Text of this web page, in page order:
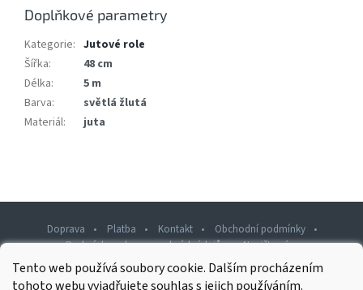
Tento web používá soubory cookie. Dalším procházením
tohoto webu vyjadřujete souhlas s jejich používáním.
Doplňkové parametry
Kategorie: Jutové role
Šířka:
48 cm
Délka:
5 m
Barva:
světlá žlutá
Materiál: juta
Doprava Platba Kontakt
Obchodní podmínky
Podmínky ochrany osobních údajů
Napište nám